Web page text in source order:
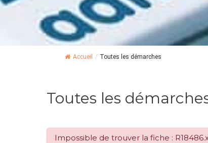
Accueil / Toutes les démarches
Toutes les
Impossible de trouver la fiche :